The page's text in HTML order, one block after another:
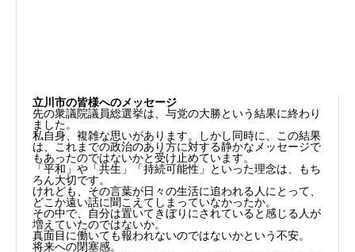
立川市の皆様へのメッセージ
先の衆議院議員総選挙は、与党の大勝という結果に終わり
ました。
私自身、複雑な思いがあります。しかし同時に、この結果
は、これまでの政治のあり方に対する静かなメッセージで
もあったのではないかと受け止めています。
「平和」や「共生」「持続可能性」といった理念は、もち
ろん大切です。
けれども、その言葉が日々の生活に追われる人にとって、
どこか遠い話に聞こえてしまっていなかったか。
その中で、自分は置いてきぼりにされていると感じる人が
増えていたのではないか。
真面目に働いても報われないのではないかという不安。
将来への閉塞感。